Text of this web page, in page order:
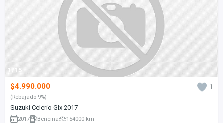
1/15
$4.990.000 1
(Rebajado 9%)
Suzuki Celerio Glx 2017
2017 Bencina 154000 km